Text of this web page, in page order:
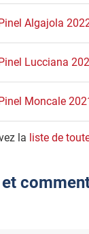
Algajola
Lucciana
Moncale
la liste de